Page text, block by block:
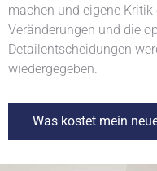
machen und eigene
Veränderungen und die
Detailentscheidungen
wiedergegeben.
Was kostet mein